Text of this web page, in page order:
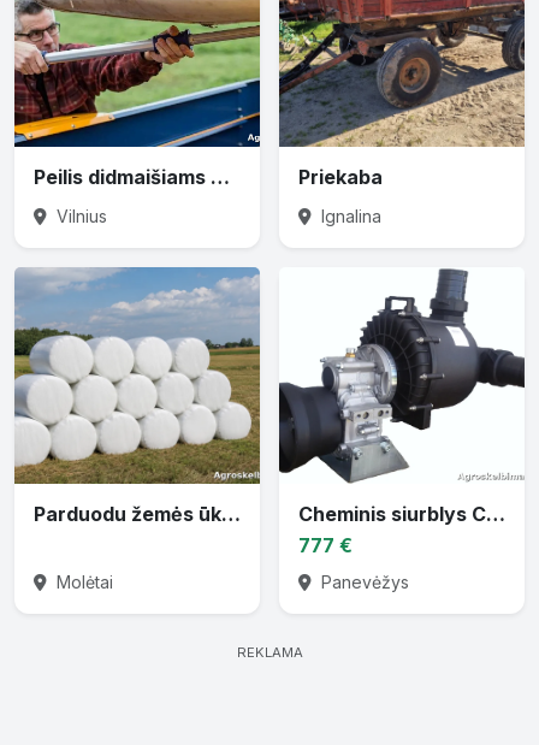
Peilis didmaišiams prapjauti
Vilnius
Priekaba
Ignalina
Parduodu žemės ūkio techniką
Molėtai
Cheminis siurblys CTP-30 varomas traktoriaus darbiniu velenu
777 €
Panevėžys
REKLAMA